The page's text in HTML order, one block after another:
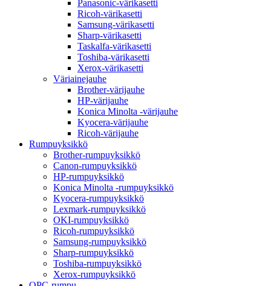
Panasonic-värikasetti
Ricoh-värikasetti
Samsung-värikasetti
Sharp-värikasetti
Taskalfa-värikasetti
Toshiba-värikasetti
Xerox-värikasetti
Väriainejauhe
Brother-värijauhe
HP-värijauhe
Konica Minolta -värijauhe
Kyocera-värijauhe
Ricoh-värijauhe
Rumpuyksikkö
Brother-rumpuyksikkö
Canon-rumpuyksikkö
HP-rumpuyksikkö
Konica Minolta -rumpuyksikkö
Kyocera-rumpuyksikkö
Lexmark-rumpuyksikkö
OKI-rumpuyksikkö
Ricoh-rumpuyksikkö
Samsung-rumpuyksikkö
Sharp-rumpuyksikkö
Toshiba-rumpuyksikkö
Xerox-rumpuyksikkö